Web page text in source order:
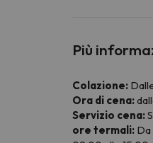
Più
Colazione:
Ora di cena:
Servizio cena:
ore termali: Da